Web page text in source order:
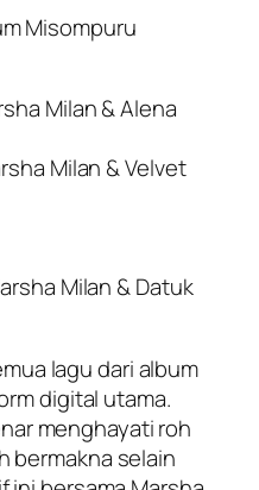
Misompuru
Milan & Alena
Milan & Velvet
Milan & Datuk
lagu dari album
digital utama.
menghayati roh
bermakna selain